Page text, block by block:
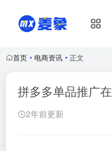
首页 • 电商资讯 • 正文
拼多多单品推广
2年前更新